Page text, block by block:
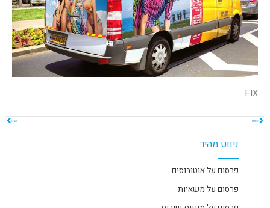
FIX
הקודם הבא
ניווט מהיר
פרסום על אוטובוסים
פרסום על משאיות